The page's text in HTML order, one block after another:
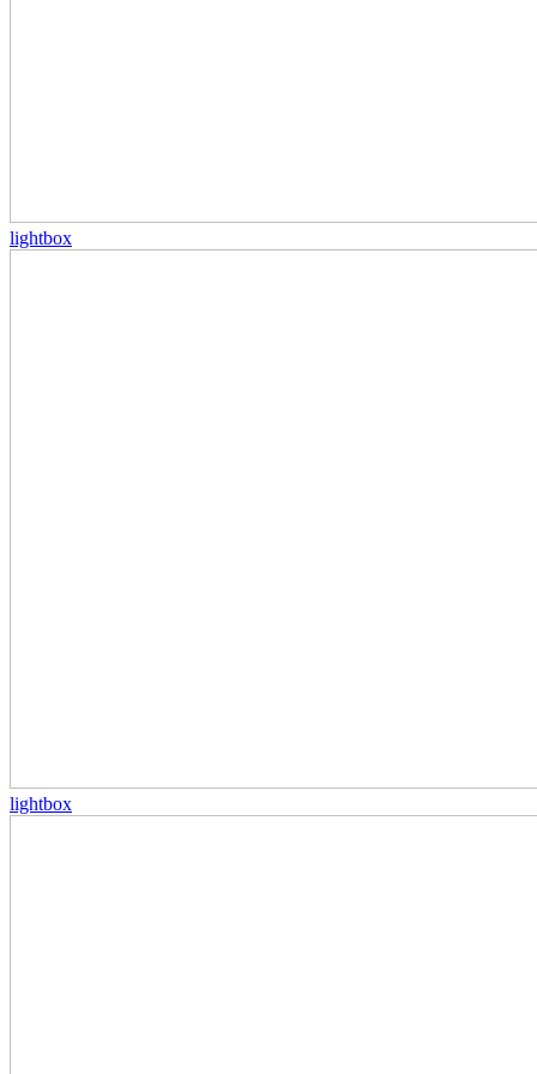
lightbox
lightbox